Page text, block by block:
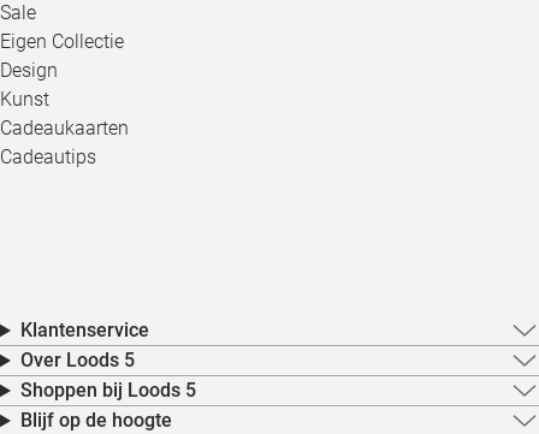
Sale
Eigen Collectie
Design
Kunst
Cadeaukaarten
Cadeautips
Klantenservice
Over Loods 5
Shoppen bij Loods 5
Blijf op de hoogte